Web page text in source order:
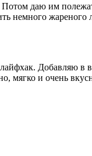
даю им
немного жареного
Добавляю в
мягко и очень